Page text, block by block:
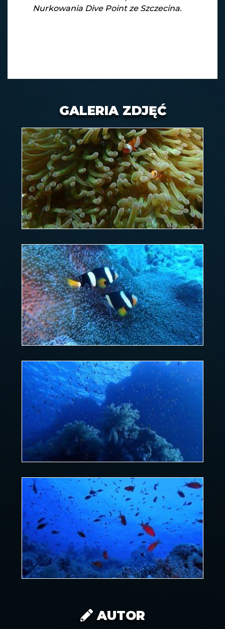
Nurkowania Dive Point ze Szczecina.
GALERIA ZDJĘĆ
AUTOR